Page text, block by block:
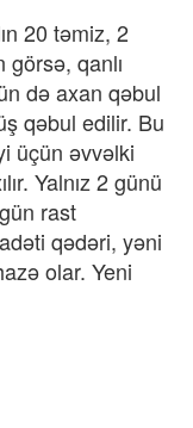
20 təmiz, 2
qanlı
də axan qəbul
qəbul edilir. Bu
üçün əvvəlki
Yalnız 2 günü
rast
qədəri, yəni
olar. Yeni